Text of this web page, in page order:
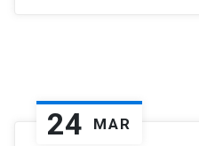
24 MAR